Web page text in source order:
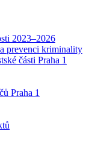
2023–2026
prevenci kriminality
části Praha 1
Praha 1